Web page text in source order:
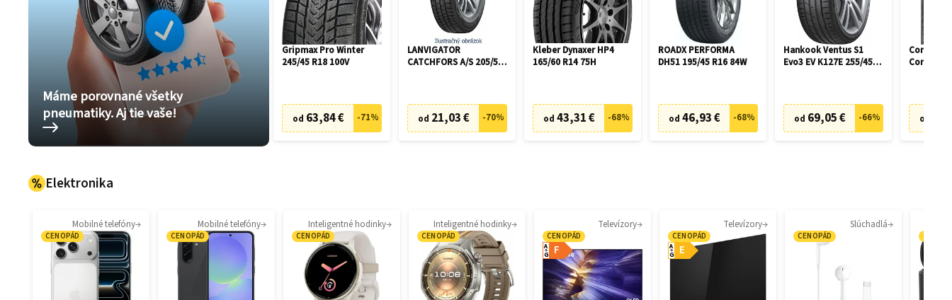
Máme porovnané všetky
pneumatiky. Aj tie vaše!
Gripmax Pro Winter
245/45 R18 100V
od 63,84 € -71%
LANVIGATOR
CATCHFORS A/S 205/55
od 21,03 € -70%
Kleber Dynaxer HP4
165/60 R14 75H
od 43,31 € -68%
ROADX PERFORMA
DH51 195/45 R16 84W
od 46,93 € -68%
Hankook Ventus S1
Evo3 EV K127E 255/45
od 69,05 € -66% od
Elektronika
Mobilné telefóny
CENOPÁD
Mobilné telefóny
CENOPÁD
Inteligentné hodinky
CENOPÁD
Inteligentné hodinky
CENOPÁD
Televízory
CENOPÁD
F
A
G
Televízory
CENOPÁD
E
A
G
Slúchadlá
CENOPÁD